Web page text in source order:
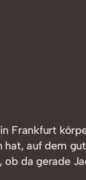
Frankfurt
hat, auf dem
da gerade